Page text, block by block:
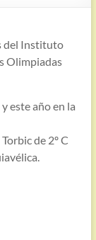
del Instituto
Olimpiadas
y este año en la
de 2º C